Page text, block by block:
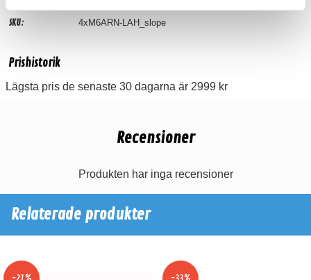
SKU: 4xM6ARN-LAH_slope
Prishistorik
Lägsta pris de senaste 30 dagarna är 2999 kr
Recensioner
Produkten har inga recensioner
Relaterade produkter